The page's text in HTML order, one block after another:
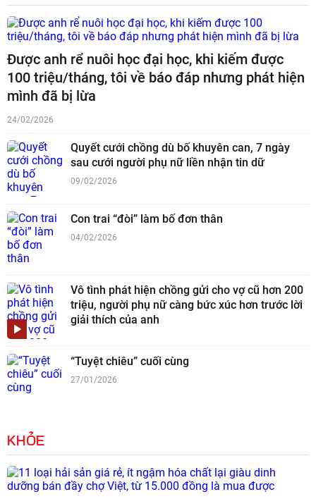
Được anh rể nuôi học đại học, khi kiếm được
100 triệu/tháng, tôi về báo đáp nhưng phát hiện
mình đã bị lừa
24/02/2026
Quyết cưới chồng dù bố khuyên can, 7 ngày
sau cưới người phụ nữ liền nhận tin dữ
09/02/2026
Con trai “đòi” làm bố đơn thân
04/02/2026
Vô tình phát hiện chồng gửi cho vợ cũ hơn 200
triệu, người phụ nữ càng bức xúc hơn trước lời
giải thích của anh
“Tuyệt chiêu” cuối cùng
27/01/2026
KHỎE